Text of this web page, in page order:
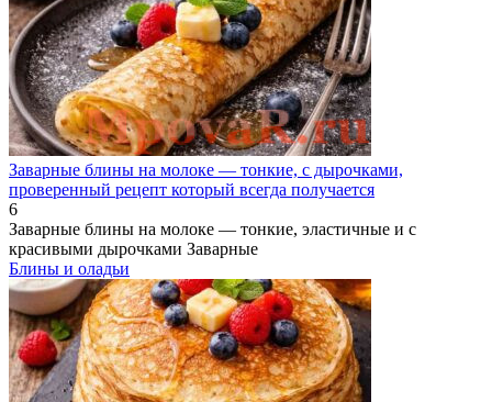
Заварные блины на молоке — тонкие, с дырочками,
проверенный рецепт который всегда получается
6
Заварные блины на молоке — тонкие, эластичные и с
красивыми дырочками Заварные
Блины и оладьи